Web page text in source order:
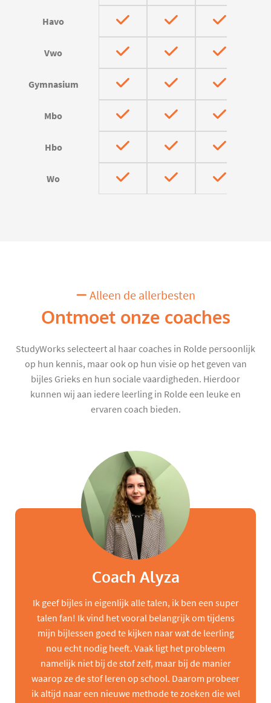
Havo
Vwo
Gymnasium
Mbo
Hbo
Wo
Alleen de allerbesten
Ontmoet onze coaches
StudyWorks selecteert al haar coaches in Rolde persoonlijk
op hun kennis, maar ook op hun visie op het geven van
bijles Grieks en hun sociale vaardigheden. Hierdoor
kunnen wij aan iedere leerling in Rolde een leuke en
ervaren coach bieden.
Coach Alyza
Ik geef bijles in eigenlijk alle talen, ik ben een super
talen fan! Ik vind het vooral belangrijk om tijdens
mijn bijlessen goed te kijken naar wat de leerling
nou echt nodig heeft. Vaak ligt het probleem
namelijk niet bij de stof zelf, maar bij de manier
waarop ze de stof leren op school. Daarom probeer
ik altijd naar een nieuwe methode te zoeken die wel